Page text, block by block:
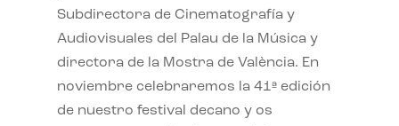
Subdirectora de Cinematografía y
Audiovisuales del Palau de la Música y
directora de la Mostra de València. En
noviembre celebraremos la 41ª edición
de nuestro festival decano y os